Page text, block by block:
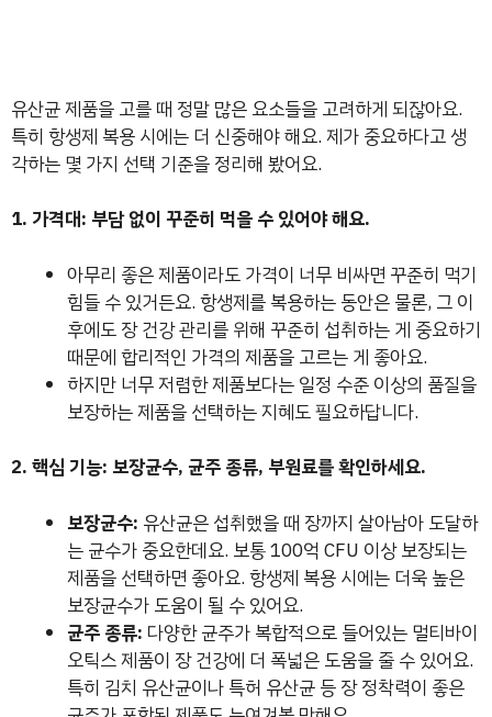
유산균 제품을 고를 때 정말 많은 요소들을 고려하게 되잖아요.
특히 항생제 복용 시에는 더 신중해야 해요. 제가 중요하다고 생
각하는 몇 가지 선택 기준을 정리해 봤어요.
1. 가격대: 부담 없이 꾸준히 먹을 수 있어야 해요.
아무리 좋은 제품이라도 가격이 너무 비싸면 꾸준히 먹기
힘들 수 있거든요. 항생제를 복용하는 동안은 물론, 그 이
후에도 장 건강 관리를 위해 꾸준히 섭취하는 게 중요하기
때문에 합리적인 가격의 제품을 고르는 게 좋아요.
하지만 너무 저렴한 제품보다는 일정 수준 이상의 품질을
보장하는 제품을 선택하는 지혜도 필요하답니다.
2. 핵심 기능: 보장균수, 균주 종류, 부원료를 확인하세요.
보장균수: 유산균은 섭취했을 때 장까지 살아남아 도달하
는 균수가 중요한데요. 보통 100억 CFU 이상 보장되는
제품을 선택하면 좋아요. 항생제 복용 시에는 더욱 높은
보장균수가 도움이 될 수 있어요.
균주 종류: 다양한 균주가 복합적으로 들어있는 멀티바이
오틱스 제품이 장 건강에 더 폭넓은 도움을 줄 수 있어요.
특히 김치 유산균이나 특허 유산균 등 장 정착력이 좋은